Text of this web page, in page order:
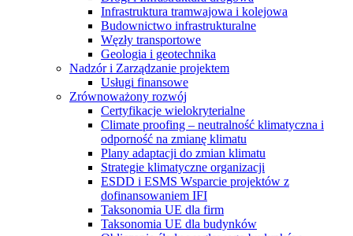
Infrastruktura tramwajowa i kolejowa
Budownictwo infrastrukturalne
Węzły transportowe
Geologia i geotechnika
Nadzór i Zarządzanie projektem
Usługi finansowe
Zrównoważony rozwój
Certyfikacje wielokryterialne
Climate proofing – neutralność klimatyczna i
odporność na zmianę klimatu
Plany adaptacji do zmian klimatu
Strategie klimatyczne organizacji
ESDD i ESMS Wsparcie projektów z
dofinansowaniem IFI
Taksonomia UE dla firm
Taksonomia UE dla budynków